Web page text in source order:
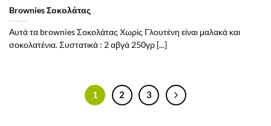
Brownies Σοκολάτας
Αυτά τα brownies Σοκολάτας Χωρίς Γλουτένη είναι μαλακά και
σοκολατένια. Συστατικά : 2 αβγά 250γρ [...]
1 2 3